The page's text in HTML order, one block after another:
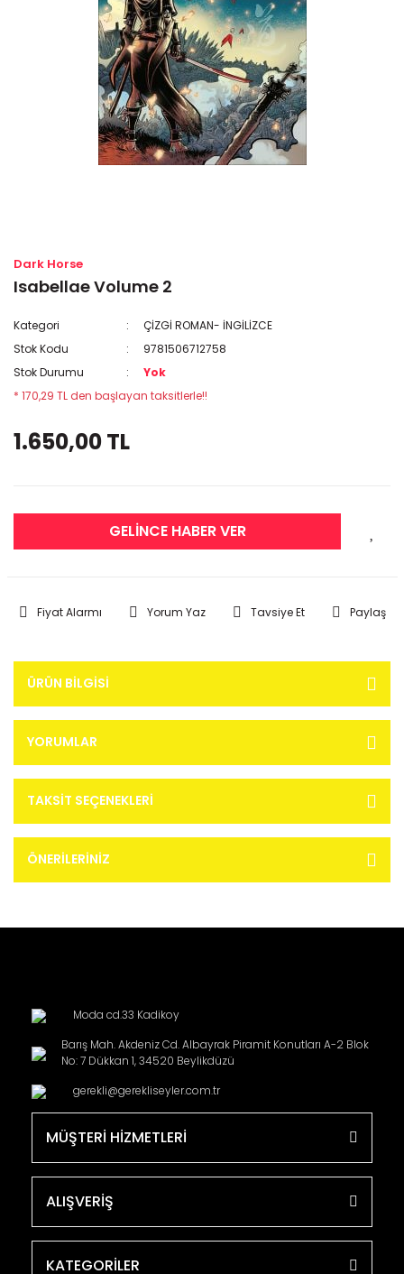
Dark Horse
Isabellae Volume 2
Kategori
ÇİZGİ ROMAN- İNGİLİZCE
Stok Kodu
9781506712758
Stok Durumu
Yok
* 170,29 TL den başlayan taksitlerle!!
1.650,00 TL
GELİNCE HABER VER
Fiyat Alarmı Yorum Yaz Tavsiye Et Paylaş
ÜRÜN BILGISI
YORUMLAR
TAKSIT SEÇENEKLERI
ÖNERILERINIZ
Moda cd.33 Kadikoy
Barış Mah. Akdeniz Cd. Albayrak Piramit Konutları A-2 Blok
No: 7 Dükkan 1, 34520 Beylikdüzü
gerekli@gerekliseyler.com.tr
MÜŞTERİ HİZMETLERİ
ALIŞVERİŞ
KATEGORİLER